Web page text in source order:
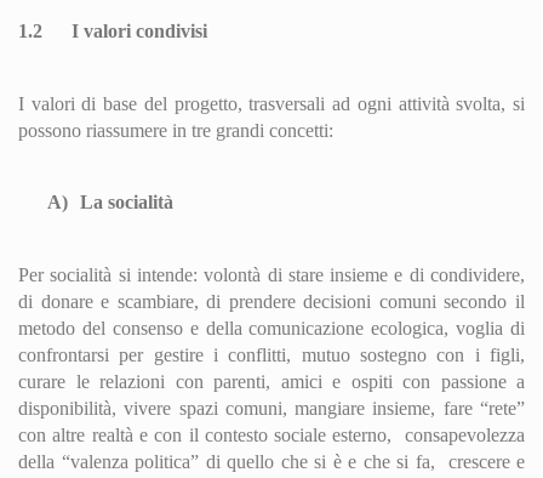
1.2 I valori condivisi
I valori di base del progetto, trasversali ad ogni attività svolta, si
possono riassumere in tre grandi concetti:
A) La socialità
Per socialità si intende: volontà di stare insieme e di condividere,
di donare e scambiare, di prendere decisioni comuni secondo il
metodo del consenso e della comunicazione ecologica, voglia di
confrontarsi per gestire i conflitti, mutuo sostegno con i figli,
curare le relazioni con parenti, amici e ospiti con passione a
disponibilità, vivere spazi comuni, mangiare insieme, fare “rete”
con altre realtà e con il contesto sociale esterno,
consapevolezza
della “valenza politica” di quello che si è e che si fa,
crescere e